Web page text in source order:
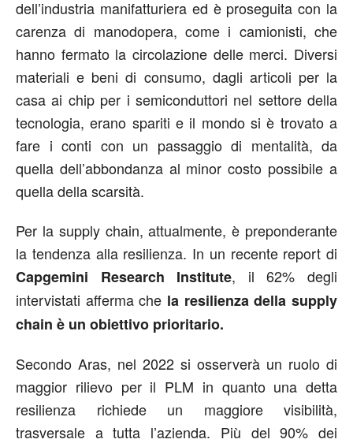
dell’industria manifatturiera ed è proseguita con la
carenza di manodopera, come i camionisti, che
hanno fermato la circolazione delle merci. Diversi
materiali e beni di consumo, dagli articoli per la
casa ai chip per i semiconduttori nel settore della
tecnologia, erano spariti e il mondo si è trovato a
fare i conti con un passaggio di mentalità, da
quella dell’abbondanza al minor costo possibile a
quella della scarsità.
Per la supply chain, attualmente, è preponderante
la tendenza alla resilienza. In un recente report di
Capgemini Research Institute, il 62% degli
intervistati afferma che la resilienza della supply
chain è un obiettivo prioritario.
Secondo Aras, nel 2022 si osserverà un ruolo di
maggior rilievo per il PLM in quanto una detta
resilienza richiede un maggiore visibilità,
trasversale a tutta l’azienda. Più del 90% dei